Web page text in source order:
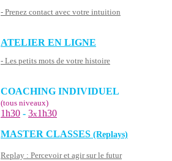
- Prenez contact avec votre intuition
ATELIER EN LIGNE
- Les petits mots de votre histoire
COACHING INDIVIDUEL
(tous niveaux)
1h30 - 3x1h30
MASTER CLASSES (Replays)
Replay : Percevoir et agir sur le futur